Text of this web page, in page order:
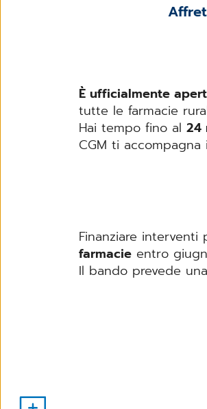
È ufficialmente
tutte le farmacie
Hai tempo fino al 24
CGM ti
Finanziare
farmacieentro
Il bando prevede una